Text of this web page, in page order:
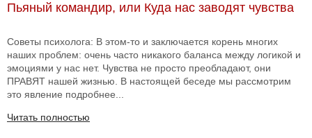
Пьяный командир, или Куда нас заводят чувства
Советы психолога: В этом-то и заключается корень многих
наших проблем: очень часто никакого баланса между логикой и
эмоциями у нас нет. Чувства не просто преобладают, они
ПРАВЯТ нашей жизнью. В настоящей беседе мы рассмотрим
это явление подробнее...
Читать полностью